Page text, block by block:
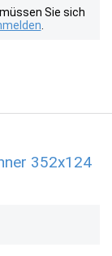
Sie sich
352x124